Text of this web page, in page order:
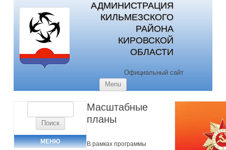
АДМИНИСТРАЦИЯ
КИЛЬМЕЗСКОГО
РАЙОНА
КИРОВСКОЙ
ОБЛАСТИ
Официальный сайт
Menu
МЕНЮ
Масштабные
планы
В рамках программы